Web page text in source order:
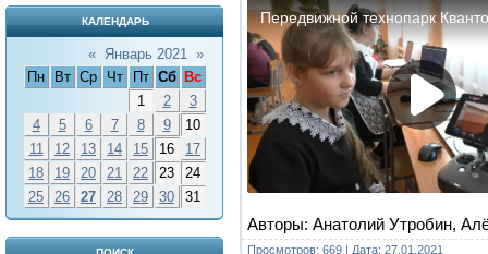
КАЛЕНДАРЬ
« Январь 2021 »
Пн
Вт Ср Чт Пт Сб
Вс
1
2
3
4
5 6 7 8 9
10
11
12 13 14 15 16
17
18
19 20 21 22 23
24
25
26 27 28 29 30 31
Авторы: Анатолий Утробин,
Просмотров: 669 | Дата: 27.01.2021